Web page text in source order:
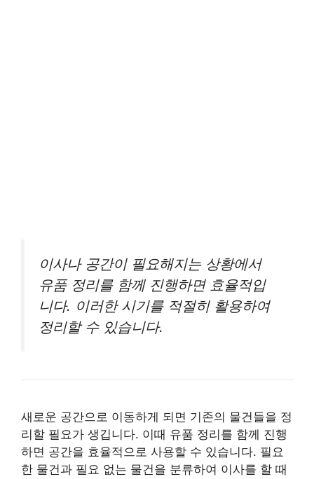
이사나 공간이 필요해지는 상황에서
유품 정리를 함께 진행하면 효율적입
니다. 이러한 시기를 적절히 활용하여
정리할 수 있습니다.
새로운 공간으로 이동하게 되면 기존의 물건들을 정
리할 필요가 생깁니다. 이때 유품 정리를 함께 진행
하면 공간을 효율적으로 사용할 수 있습니다. 필요
한 물건과 필요 없는 물건을 분류하여 이사를 할 때